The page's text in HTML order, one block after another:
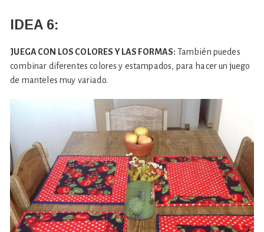
IDEA 6:
JUEGA CON LOS COLORES Y LAS FORMAS: También puedes
combinar diferentes colores y estampados, para hacer un juego
de manteles muy variado.